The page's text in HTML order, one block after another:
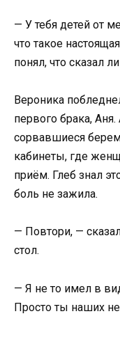
— У тебя детей от
что такое
понял, что сказал
Вероника
первого брака,
сорвавшиеся
кабинеты, где
приём. Глеб знал
боль не зажила.
— Повтори, —
стол.
— Я не то имел в
Просто ты наших